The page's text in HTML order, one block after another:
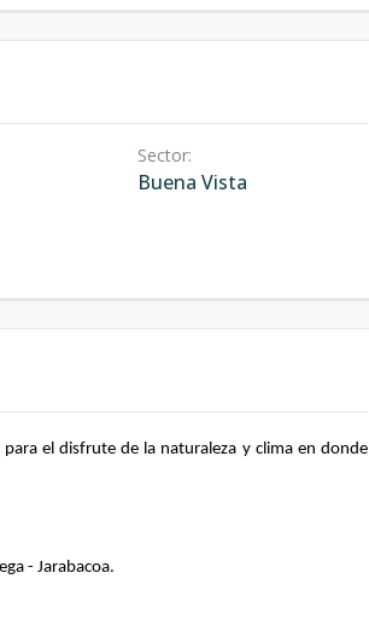
Sector:
Buena Vista
el disfrute de la naturaleza y clima en donde
- Jarabacoa.